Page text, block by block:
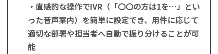
・直感的な操作でIVR（「〇〇の方は1を…」とい
った音声案内）を簡単に設定でき、用件に応じて
適切な部署や担当者へ自動で振り分けることが可
能